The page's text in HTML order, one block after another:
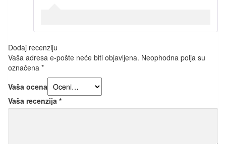
Dodaj recenziju
Vaša adresa e-pošte neće biti objavljena. Neophodna polja su
označena *
Vaša ocena
Vaša recenzija *